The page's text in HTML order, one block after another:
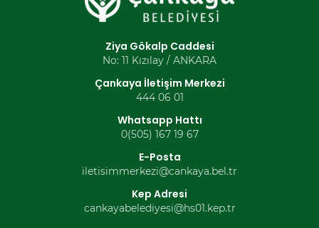
Ziya Gökalp Caddesi
No: 11 Kızılay / ANKARA
Çankaya İletişim Merkezi
444 06 01
Whatsapp Hattı
0(505) 167 19 67
E-Posta
iletisimmerkezi@cankaya.bel.tr
Kep Adresi
cankayabelediyesi@hs01.kep.tr